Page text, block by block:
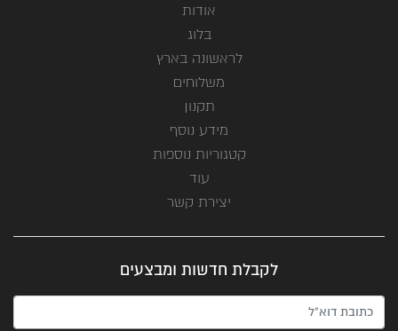
אודות
בלוג
לראשונה בארץ
משלוחים
תקנון
מידע נוסף
קטגוריות נוספות
עוד
יצירת קשר
לקבלת חדשות ומבצעים